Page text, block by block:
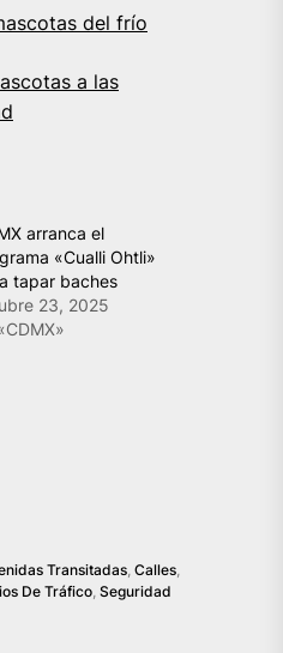
del frío
a las
arranca el
«Cualli Ohtli»
tapar baches
23, 2025
Transitadas Calles
De Tráfico Seguridad